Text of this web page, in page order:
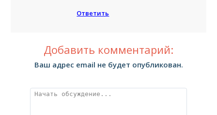
Ответить
Добавить комментарий:
Ваш адрес email не будет опубликован.